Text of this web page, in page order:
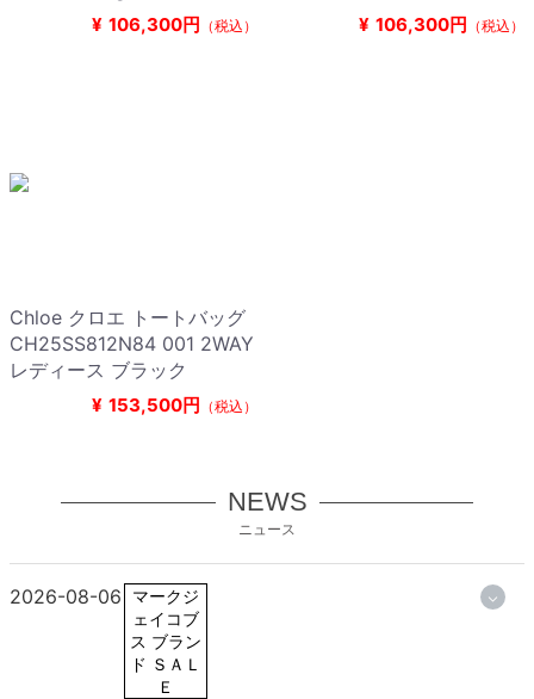
¥ 106,300円 （税込） ¥ 106,300円 （税込）
Chloe クロエ トートバッグ
CH25SS812N84 001 2WAY
レディース ブラック
¥ 153,500円 （税込）
NEWS
ニュース
2026-08-06
マークジ
ェイコブ
ス ブラン
ド ＳＡＬ
Ｅ